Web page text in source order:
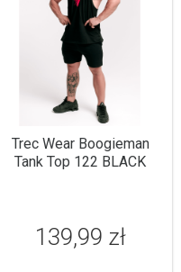
Trec Wear Boogieman
Tank Top 122 BLACK
139,99 zł